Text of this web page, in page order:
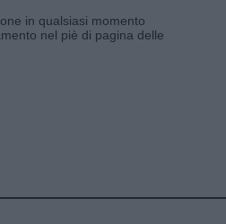
in qualsiasi momento
nel piè di pagina delle